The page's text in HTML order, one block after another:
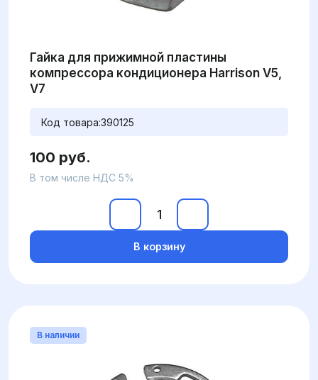
Гайка для прижимной пластины
компрессора кондиционера Harrison V5,
V7
Код товара:390125
100 руб.
В том числе НДС 5%
В корзину
В наличии